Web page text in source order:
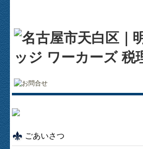
ホーム
明日翔ナレッジワーカーズ税理士法人
事務所紹介
経営理念
ごあいさつ